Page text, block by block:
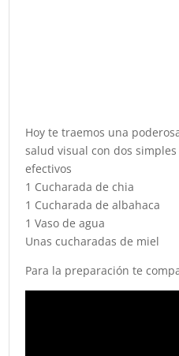
Hoy te traemos una
salud visual con dos
efectivos
1 Cucharada de chia
1 Cucharada de albahaca
1 Vaso de agua
Unas cucharadas de miel
Para la preparación te